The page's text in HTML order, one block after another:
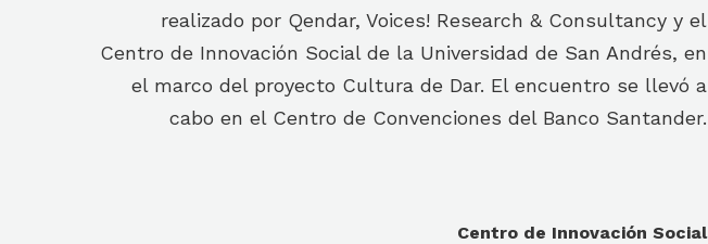
realizado por Qendar, Voices! Research & Consultancy y el
Centro de Innovación Social de la Universidad de San Andrés, en
el marco del proyecto Cultura de Dar. El encuentro se llevó a
cabo en el Centro de Convenciones del Banco Santander.
Centro de Innovación Social